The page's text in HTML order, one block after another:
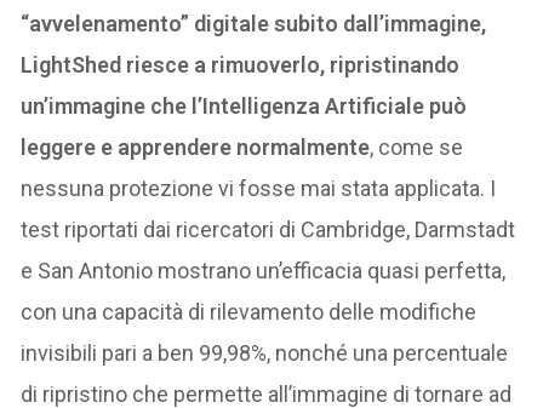
“avvelenamento” digitale subito dall’immagine,
LightShed riesce a rimuoverlo, ripristinando
un’immagine che l’Intelligenza Artificiale può
leggere e apprendere normalmente, come se
nessuna protezione vi fosse mai stata applicata. I
test riportati dai ricercatori di Cambridge, Darmstadt
e San Antonio mostrano un’efficacia quasi perfetta,
con una capacità di rilevamento delle modifiche
invisibili pari a ben 99,98%, nonché una percentuale
di ripristino che permette all’immagine di tornare ad